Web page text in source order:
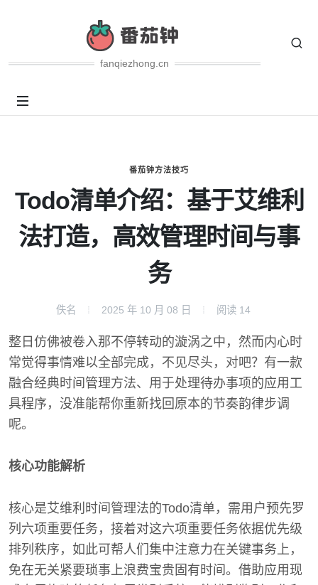
fanqiezhong.cn
番茄钟方法技巧
Todo清单介绍：基于艾维利
法打造，高效管理时间与事
务
佚名 2025 年 10 月 08 日 阅读 14
整日仿佛被卷入那不停转动的漩涡之中，然而内心时
常觉得事情难以全部完成，不见尽头，对吧？有一款
融合经典时间管理方法、用于处理待办事项的应用工
具程序，没准能帮你重新找回原本的节奏韵律步调
呢。
核心功能解析
核心是艾维利时间管理法的Todo清单，需用户预先罗
列六项重要任务，接着对这六项重要任务依据优先级
排列秩序，如此可帮人们集中注意力在关键事务上，
免在无关紧要琐事上浪费宝贵固有时间。借助应用现